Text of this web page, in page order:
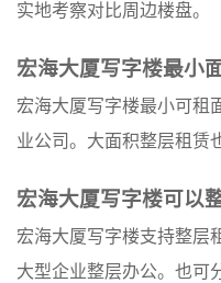
实地考察对比周边楼盘。
宏海大厦写字楼最小
宏海大厦写字楼最小可租
业公司。大面积整层租赁
宏海大厦写字楼可以
宏海大厦写字楼支持整层
大型企业整层办公。也可